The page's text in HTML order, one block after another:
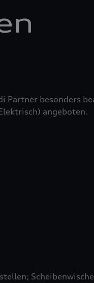
Partner besonders
angeboten.